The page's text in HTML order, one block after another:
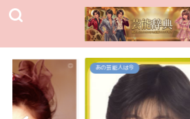
あの芸能人は今